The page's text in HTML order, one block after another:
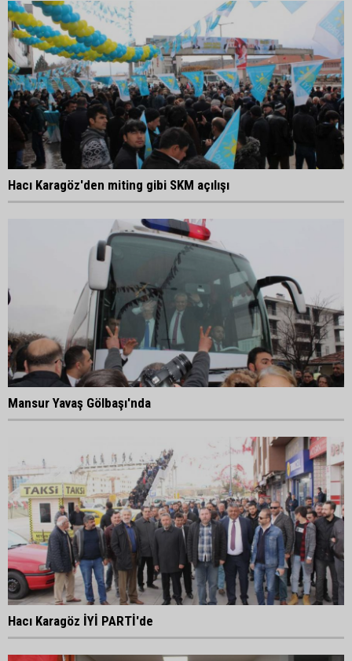
Hacı Karagöz'den miting gibi SKM açılışı
Mansur Yavaş Gölbaşı'nda
Hacı Karagöz İYİ PARTİ'de